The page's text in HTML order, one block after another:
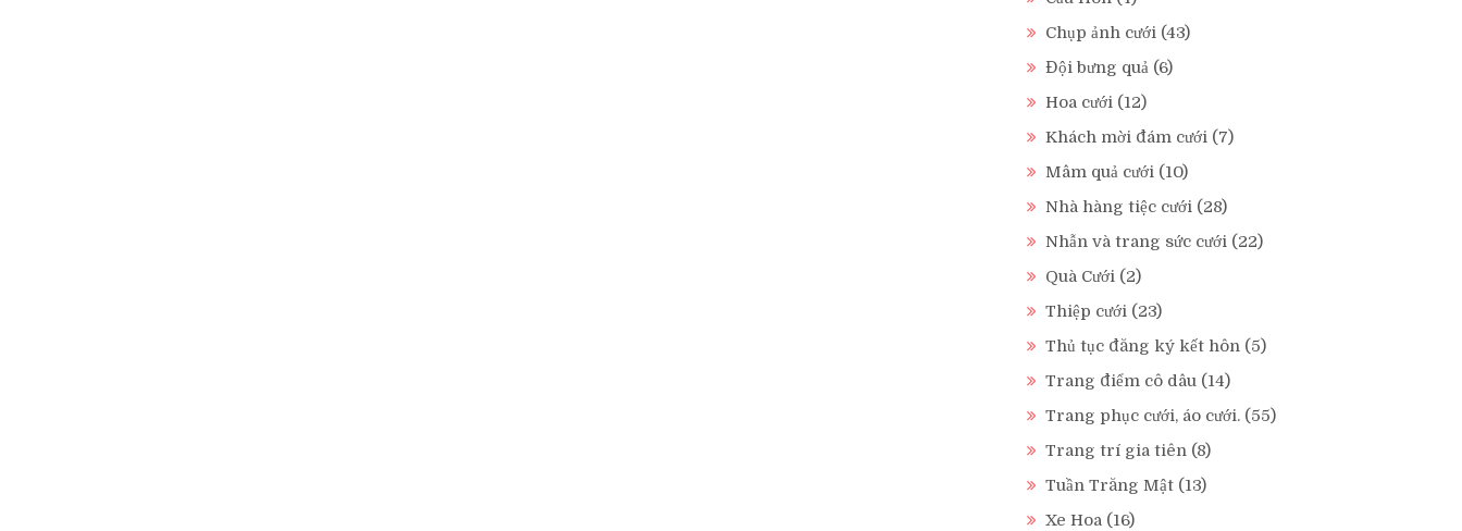
Chụp ảnh cưới (43)
Đội bưng quả (6)
Hoa cưới (12)
Khách mời đám cưới (7)
Mâm quả cưới (10)
Nhà hàng tiệc cưới (28)
Nhẫn và trang sức cưới (22)
Quà Cưới (2)
Thiệp cưới (23)
Thủ tục đăng ký kết hôn (5)
Trang điểm cô dâu (14)
Trang phục cưới, áo cưới. (55)
Trang trí gia tiên (8)
Tuần Trăng Mật (13)
Xe Hoa (16)